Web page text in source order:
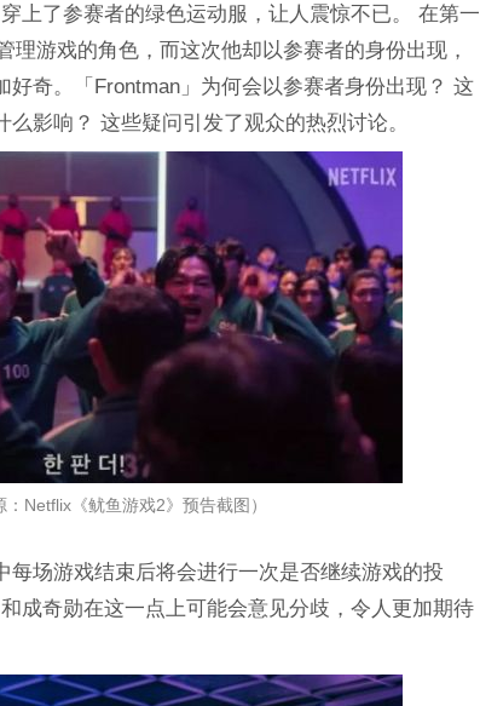
上了参赛者的绿色运动服，让人震惊不已。 在第一
理游戏的角色，而这次他却以参赛者的身份出现，
好奇。「Frontman」为何会以参赛者身份出现？ 这
影响？ 这些疑问引发了观众的热烈讨论。
：Netflix《鱿鱼游戏2》预告截图）
每场游戏结束后将会进行一次是否继续游戏的投
成奇勋在这一点上可能会意见分歧，令人更加期待